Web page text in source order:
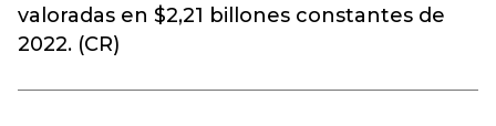
valoradas en $2,21 billones constantes de
2022. (CR)